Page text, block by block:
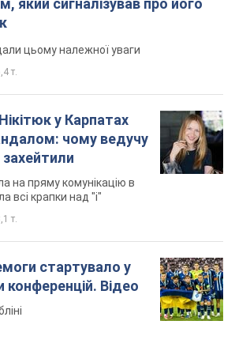
який сигналізував про його
цьому належної уваги
т.
у Карпатах
чому ведучу
на пряму комунікацію в
всі крапки над "і"
т.
стартувало у
конференцій. Відео